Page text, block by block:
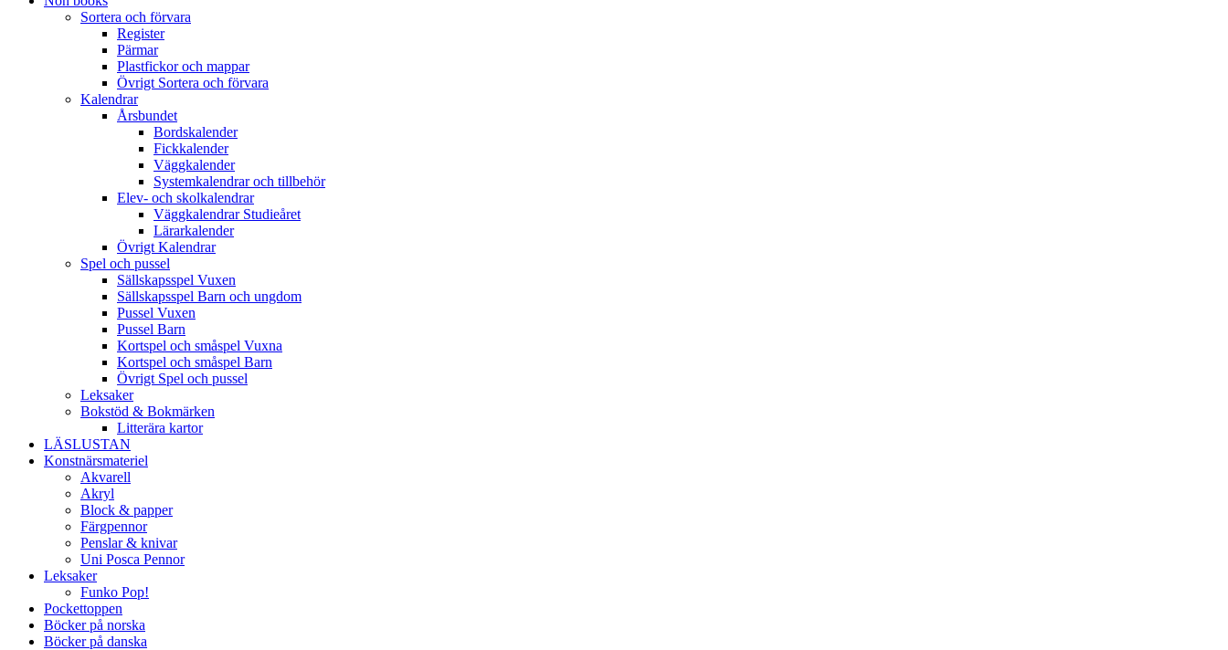
Sortera och förvara
Register
Pärmar
Plastfickor och mappar
Övrigt Sortera och förvara
Kalendrar
Årsbundet
Bordskalender
Fickkalender
Väggkalender
Systemkalendrar och tillbehör
Elev- och skolkalendrar
Väggkalendrar Studieåret
Lärarkalender
Övrigt Kalendrar
Spel och pussel
Sällskapsspel Vuxen
Sällskapsspel Barn och ungdom
Pussel Vuxen
Pussel Barn
Kortspel och småspel Vuxna
Kortspel och småspel Barn
Övrigt Spel och pussel
Leksaker
Bokstöd & Bokmärken
Litterära kartor
LÄSLUSTAN
Konstnärsmateriel
Akvarell
Akryl
Block & papper
Färgpennor
Penslar & knivar
Uni Posca Pennor
Leksaker
Funko Pop!
Pockettoppen
Böcker på norska
Böcker på danska